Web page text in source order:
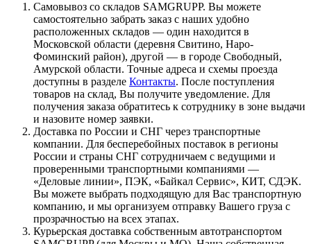
Самовывоз со складов SAMGRUPP. Вы можете
самостоятельно забрать заказ с наших удобно
расположенных складов — один находится в
Московской области (деревня Свитино, Наро-
Фоминский район), другой — в городе Свободный,
Амурской области. Точные адреса и схемы проезда
доступны в разделе Контакты. После поступления
товаров на склад, Вы получите уведомление. Для
получения заказа обратитесь к сотруднику в зоне выдачи
и назовите номер заявки.
Доставка по России и СНГ через транспортные
компании. Для бесперебойных поставок в регионы
России и страны СНГ сотрудничаем с ведущими и
проверенными транспортными компаниями —
«Деловые линии», ПЭК, «Байкал Сервис», КИТ, СДЭК.
Вы можете выбрать подходящую для Вас транспортную
компанию, и мы организуем отправку Вашего груза с
прозрачностью на всех этапах.
Курьерская доставка собственным автотранспортом